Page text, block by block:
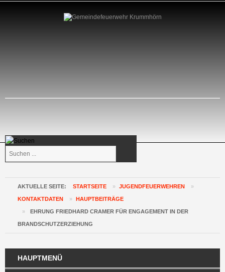
AKTUELLE SEITE: STARTSEITE » JUGENDFEUERWEHREN »
KONTAKTDATEN » HAUPTBEITRÄGE
» EHRUNG FRIEDHARD CRAMER FÜR ENGAGEMENT IN DER
BRANDSCHUTZERZIEHUNG
HAUPTMENÜ